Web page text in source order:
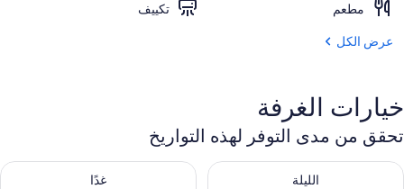
مطعم
تكييف
عرض الكل
خيارات الغرفة
تحقق من مدى التوفر لهذه التواريخ
الليلة
تحقق من مدى التوفر لليلة للفترة أغسطس 7 - أغسطس 8
غدًا
تحقق من مدى التوفر لغد للفترة أغسطس